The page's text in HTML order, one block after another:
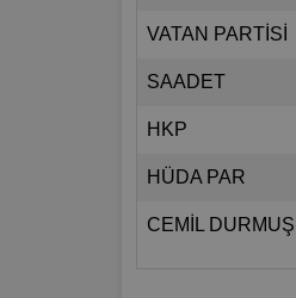
VATAN PARTİSİ
SAADET
HKP
HÜDA PAR
CEMİL DURMUŞ